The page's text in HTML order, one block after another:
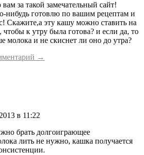
за такой замечательный сайт!
нибудь готовлю по вашим рецептам и
Скажите,а эту кашу можно ставить на
чтобы к утру была готова? и если да, то
молока и не скиснет ли оно до утра?
→
в 11:22
брать долгоиграющее
лить не нужно, кашка получается